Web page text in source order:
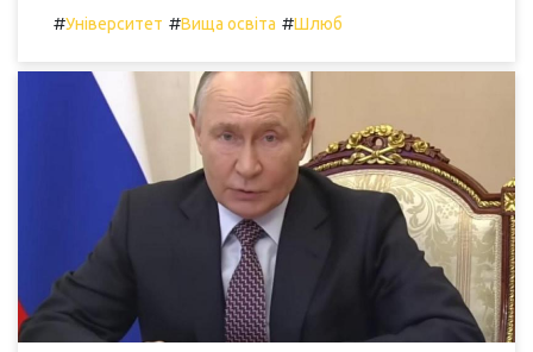
#Університет #Вища освіта #Шлюб